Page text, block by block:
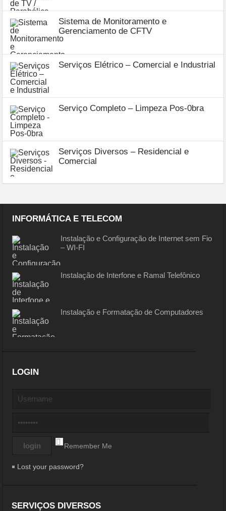
Sistema de Monitoramento e
Gerenciamento de CFTV
Serviços Elétrico – Comercial e Industrial
Serviço Completo – Limpeza Pos-0bra
Serviços Diversos – Residencial e
Comercial
INFORMÁTICA E TELECOM
Instalação e Configuração de Internet sem Fio
– WI-FI
Instalação de Interfone e Ramal Telefônico
Instalação e Formatação de Computadores
LOGIN
Remember Me
Lost your password?
SERVIÇOS DIVERSOS